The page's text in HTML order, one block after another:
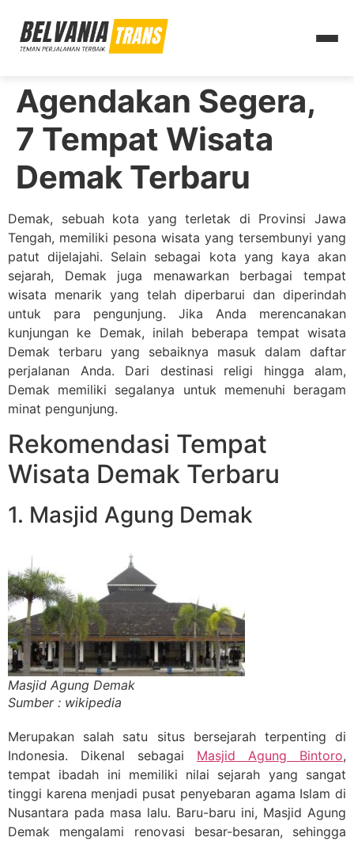
Agendakan Segera,
7 Tempat Wisata
Demak Terbaru
Demak, sebuah kota yang terletak di Provinsi Jawa
Tengah, memiliki pesona wisata yang tersembunyi yang
patut dijelajahi. Selain sebagai kota yang kaya akan
sejarah, Demak juga menawarkan berbagai tempat
wisata menarik yang telah diperbarui dan diperindah
untuk para pengunjung. Jika Anda merencanakan
kunjungan ke Demak, inilah beberapa tempat wisata
Demak terbaru yang sebaiknya masuk dalam daftar
perjalanan Anda. Dari destinasi religi hingga alam,
Demak memiliki segalanya untuk memenuhi beragam
minat pengunjung.
Rekomendasi Tempat
Wisata Demak Terbaru
1. Masjid Agung Demak
Masjid Agung Demak
Sumber : wikipedia
Merupakan salah satu situs bersejarah terpenting di
Indonesia. Dikenal sebagai Masjid Agung Bintoro,
tempat ibadah ini memiliki nilai sejarah yang sangat
tinggi karena menjadi pusat penyebaran agama Islam di
Nusantara pada masa lalu. Baru-baru ini, Masjid Agung
Demak mengalami renovasi besar-besaran, sehingga